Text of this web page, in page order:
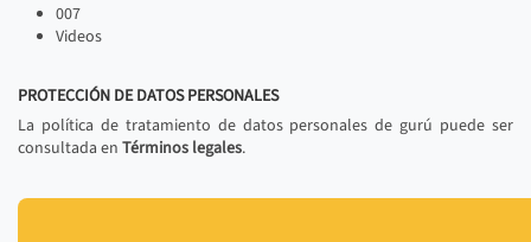
007
Videos
PROTECCIÓN DE DATOS PERSONALES
La política de tratamiento de datos personales de gurú puede ser
consultada en Términos legales.